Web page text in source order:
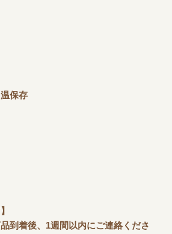
保存
到着後、1週間以内にご連絡くださ